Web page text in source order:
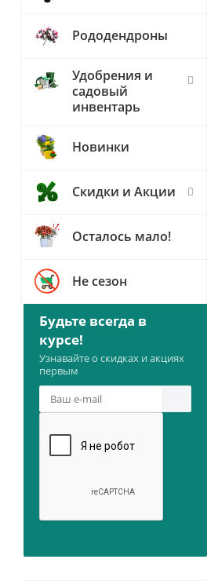
Рододендроны
Удобрения и
садовый
инвентарь
Новинки
Скидки и Акции
Осталось мало!
Не сезон
Будьте всегда в
курсе!
Узнавайте о скидках и акциях
первым